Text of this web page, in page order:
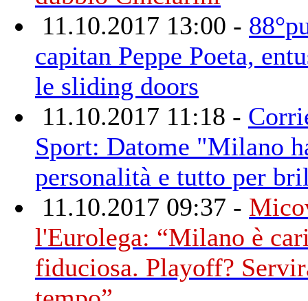
11.10.2017 13:00 -
capitan Peppe Poeta,
le sliding doors
11.10.2017 11:18 -
Sport: Datome "Milano
personalità e tutto per
11.10.2017 09:37 -
l'Eurolega: “Milano è
fiduciosa. Playoff?